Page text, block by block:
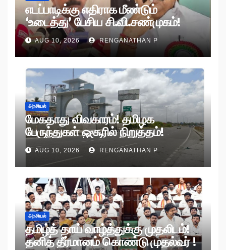
எடப்பாடிக்கு எதிராக மீண்டும்
‘உடைத்து’ பேசிய சி.வி.சண்முகம்!
AUG 10, 2026 RENGANATHAN P
அரசியல்
மேகதாது விவகாரம்! தமிழக
பேருந்துகள் ஒசூரில் நிறுத்தம்!
AUG 10, 2026 RENGANATHAN P
அரசியல்
தமிழ்த் தாய் வாழ்த்துக்கு முதலிடம்!
தனித் தீர்மானம் கொண்டு முதல்வர் !